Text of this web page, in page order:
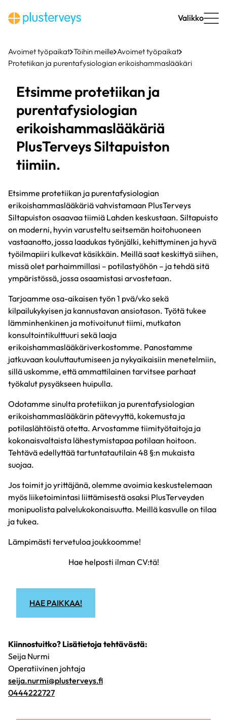
sisältöön
Valikko
Avoimet työpaikat Töihin meille Avoimet työpaikat
Protetiikan ja purentafysiologian erikoishammaslääkäri
Etsimme protetiikan ja
purentafysiologian
erikoishammaslääkäriä
PlusTerveys Siltapuiston
tiimiin.
Etsimme protetiikan ja purentafysiologian
erikoishammaslääkäriä vahvistamaan PlusTerveys
Siltapuiston osaavaa tiimiä Lahden keskustaan. Siltapuisto
on moderni, hyvin varusteltu seitsemän hoitohuoneen
vastaanotto, jossa laadukas työnjälki, kehittyminen ja hyvä
työilmapiiri kulkevat käsikkäin. Meillä saat keskittyä siihen,
missä olet parhaimmillasi – potilastyöhön – ja tehdä sitä
ympäristössä, jossa osaamistasi arvostetaan.
Tarjoamme osa-aikaisen työn 1 pvä/vko sekä
kilpailukykyisen ja kannustavan ansiotason. Työtä tukee
lämminhenkinen ja motivoitunut tiimi, mutkaton
konsultointikulttuuri sekä laaja
erikoishammaslääkäriverkostomme. Panostamme
jatkuvaan kouluttautumiseen ja nykyaikaisiin menetelmiin,
sillä uskomme, että ammattilainen tarvitsee parhaat
työkalut pysyäkseen huipulla.
Odotamme sinulta protetiikan ja purentafysiologian
erikoishammaslääkärin pätevyyttä, kokemusta ja
potilaslähtöistä otetta. Arvostamme tiimityötaitoja ja
kokonaisvaltaista lähestymistapaa potilaan hoitoon.
Tehtävä edellyttää tartuntatautilain 48 §:n mukaista
suojaa.
Jos toimit jo yrittäjänä, olemme avoimia keskustelemaan
myös liiketoimintasi liittämisestä osaksi PlusTerveyden
monipuolista palvelukokonaisuutta. Meillä kasvulle on tilaa
ja tukea.
Lämpimästi tervetuloa joukkoomme!
Hae helposti ilman CV:tä!
HAE PAIKKAA!
Kiinnostuitko? Lisätietoja tehtävästä:
Seija Nurmi
Operatiivinen johtaja
seija.nurmi@plusterveys.fi
0444222727